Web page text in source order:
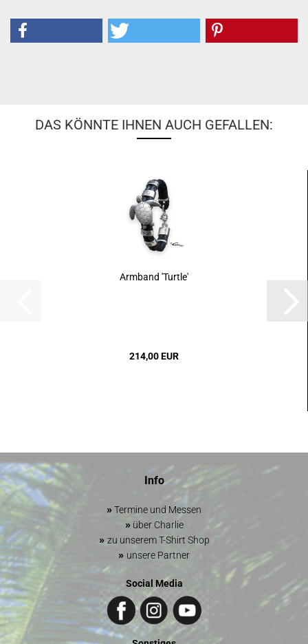
DAS KÖNNTE IHNEN AUCH GEFALLEN:
Armband 'Turtle'
214,00 EUR
Info
»Termine und Messen
» über Charlie
» zu unserem T-Shirt Shop
» unsere Partner
Social Media